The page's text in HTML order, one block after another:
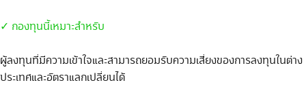
✓ กองทุนนี้เหมาะสำหรับ
ผู้ลงทุนที่มีความเข้าใจและสามารถยอมรับความเสี่ยงของการลงทุนในต่าง
ประเทศและอัตราแลกเปลี่ยนได้